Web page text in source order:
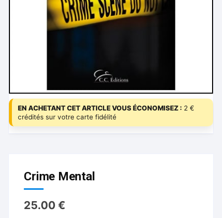
EN ACHETANT CET ARTICLE VOUS ÉCONOMISEZ : 2 €
crédités sur votre carte fidélité
Crime Mental
25.00€